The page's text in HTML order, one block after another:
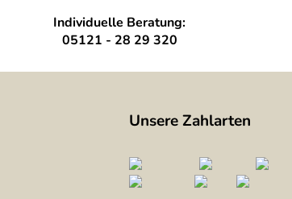
Individuelle Beratung:
05121 - 28 29 320
Unsere Zahlarten